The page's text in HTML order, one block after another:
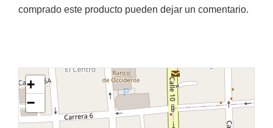
comprado este producto pueden dejar un comentario.
+
−